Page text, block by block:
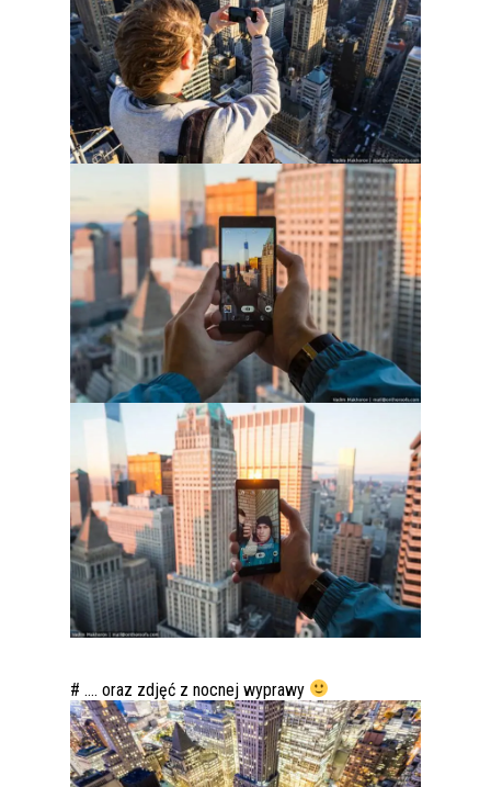
# …. oraz zdjęć z nocnej wyprawy